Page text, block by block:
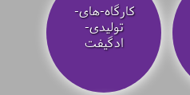
کارگاه-های-
تولیدی-
ادگیفت